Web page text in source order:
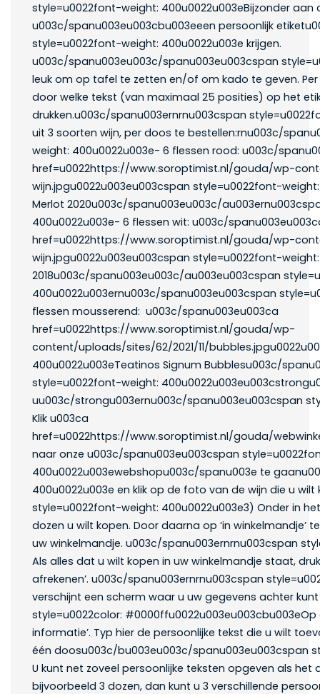
style=u0022font-weight: 400u0022u003eBijzonder
u003c/spanu003eu003cbu003eeen persoonlijk
style=u0022font-weight: 400u0022u003e krijgen.
u003c/spanu003eu003c/spanu003eu003cspan
leuk om op tafel te zetten en/of om kado te geven.
door welke tekst (van maximaal 25 posities) op het
drukken.u003c/spanu003ernrnu003cspan
uit 3 soorten wijn, per doos te bestellen:rnu003c/
weight: 400u0022u003e- 6 flessen rood: u003c/
href=u0022https://www.soroptimist.nl/gouda/wp-
wijn.jpgu0022u003eu003cspan style=u0022font-
Merlot 2020u003c/spanu003eu003c/
400u0022u003e- 6 flessen wit: u003c/
href=u0022https://www.soroptimist.nl/gouda/wp-
wijn.jpgu0022u003eu003cspan style=u0022font-
2018u003c/spanu003eu003c/au003eu003cspan
400u0022u003ernu003c/spanu003eu003cspan
flessen mousserend: u003c/spanu003eu003ca
href=u0022https://www.soroptimist.nl/gouda/wp-
content/uploads/sites/62/2021/11/
400u0022u003eTeatinos Signum Bubblesu003c/
style=u0022font-weight:
uu003c/strongu003ernu003c/spanu003eu003cspan
Klik u003ca
href=u0022https://www.soroptimist.nl/gouda/
naar onze u003c/spanu003eu003cspan
400u0022u003ewebshopu003c/spanu003e te
400u0022u003e en klik op de foto van de wijn die u
style=u0022font-weight: 400u0022u003e3) Onder in
dozen u wilt kopen. Door daarna op ‘in winkelmandje’
uw winkelmandje. u003c/spanu003ernrnu003cspan
Als alles dat u wilt kopen in uw winkelmandje staat,
afrekenen’. u003c/spanu003ernrnu003cspan
verschijnt een scherm waar u uw gegevens achter
style=u0022color: #0000ffu0022u003eu003cbu003eOp
informatie’. Typ hier de persoonlijke tekst die u wilt
één doosu003c/bu003eu003c/spanu003eu003cspan
U kunt net zoveel persoonlijke teksten opgeven als
bijvoorbeeld 3 dozen, dan kunt u 3 verschillende